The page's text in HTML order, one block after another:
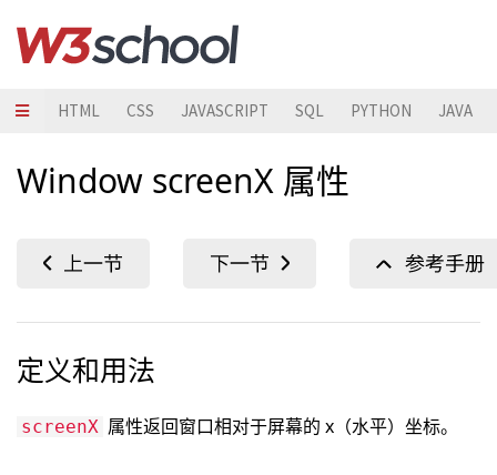
HTML CSS JAVASCRIPT SQL PYTHON JAVA
Window screenX 属性
定义和用法
screenX 属性返回窗口相对于屏幕的 x（水平）坐标。